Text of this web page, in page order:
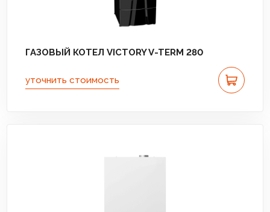
ГАЗОВЫЙ КОТЕЛ VICTORY V-TERM 280
уточнить стоимость